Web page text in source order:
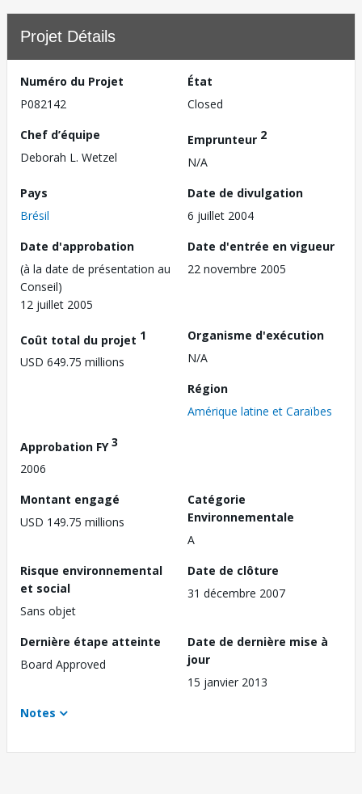
Projet Détails
Numéro du Projet
P082142
État
Closed
Chef d’équipe
Deborah L. Wetzel
Emprunteur 2
N/A
Pays
Brésil
Date de divulgation
6 juillet 2004
Date d'approbation
(à la date de présentation au
Conseil)
12 juillet 2005
Date d'entrée en vigueur
22 novembre 2005
Coût total du projet 1
USD 649.75 millions
Organisme d'exécution
N/A
Région
Amérique latine et Caraïbes
Approbation FY3
2006
Montant engagé
USD 149.75 millions
Catégorie
Environnementale
A
Risque environnemental
et social
Sans objet
Date de clôture
31 décembre 2007
Dernière étape atteinte
Board Approved
Date de dernière mise à
jour
15 janvier 2013
Notes